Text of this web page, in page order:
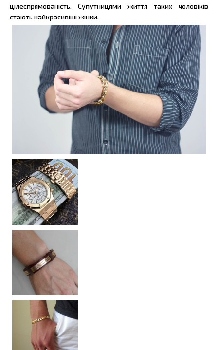
цілеспрямованість. Супутницями життя таких чоловіків
стають найкрасивіші жінки.